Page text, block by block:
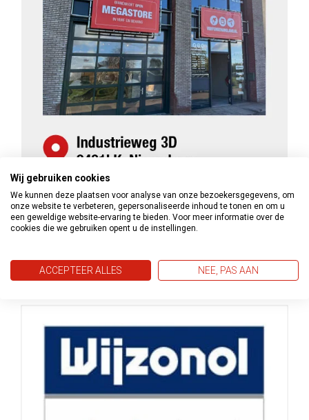
Wij gebruiken cookies
We kunnen deze plaatsen voor analyse van onze bezoekersgegevens, om
onze website te verbeteren, gepersonaliseerde inhoud te tonen en om u
een geweldige website-ervaring te bieden. Voor meer informatie over de
cookies die we gebruiken opent u de instellingen.
ACCEPTEER ALLES NEE, PAS AAN